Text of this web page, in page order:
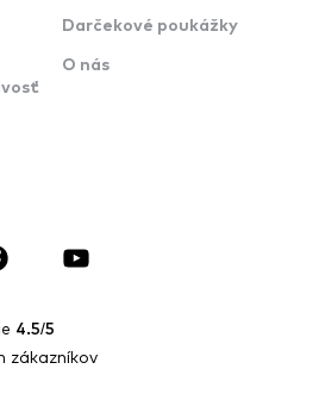
Darčekové poukážky
O nás
4.5/5
zákazníkov